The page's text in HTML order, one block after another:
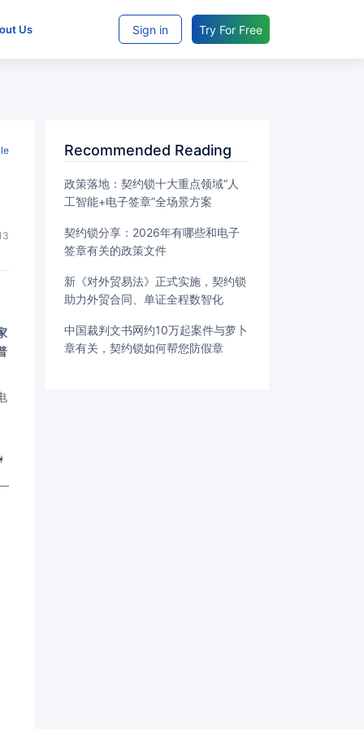
Us Sign in Try For Free
Recommended Reading
政策落地：契约锁十大重点领域“人
工智能+电子签章”全场景方案
契约锁分享：2026年有哪些和电子
签章有关的政策文件
新《对外贸易法》正式实施，契约锁
助力外贸合同、单证全程数智化
中国裁判文书网约10万起案件与萝卜
章有关，契约锁如何帮您防假章